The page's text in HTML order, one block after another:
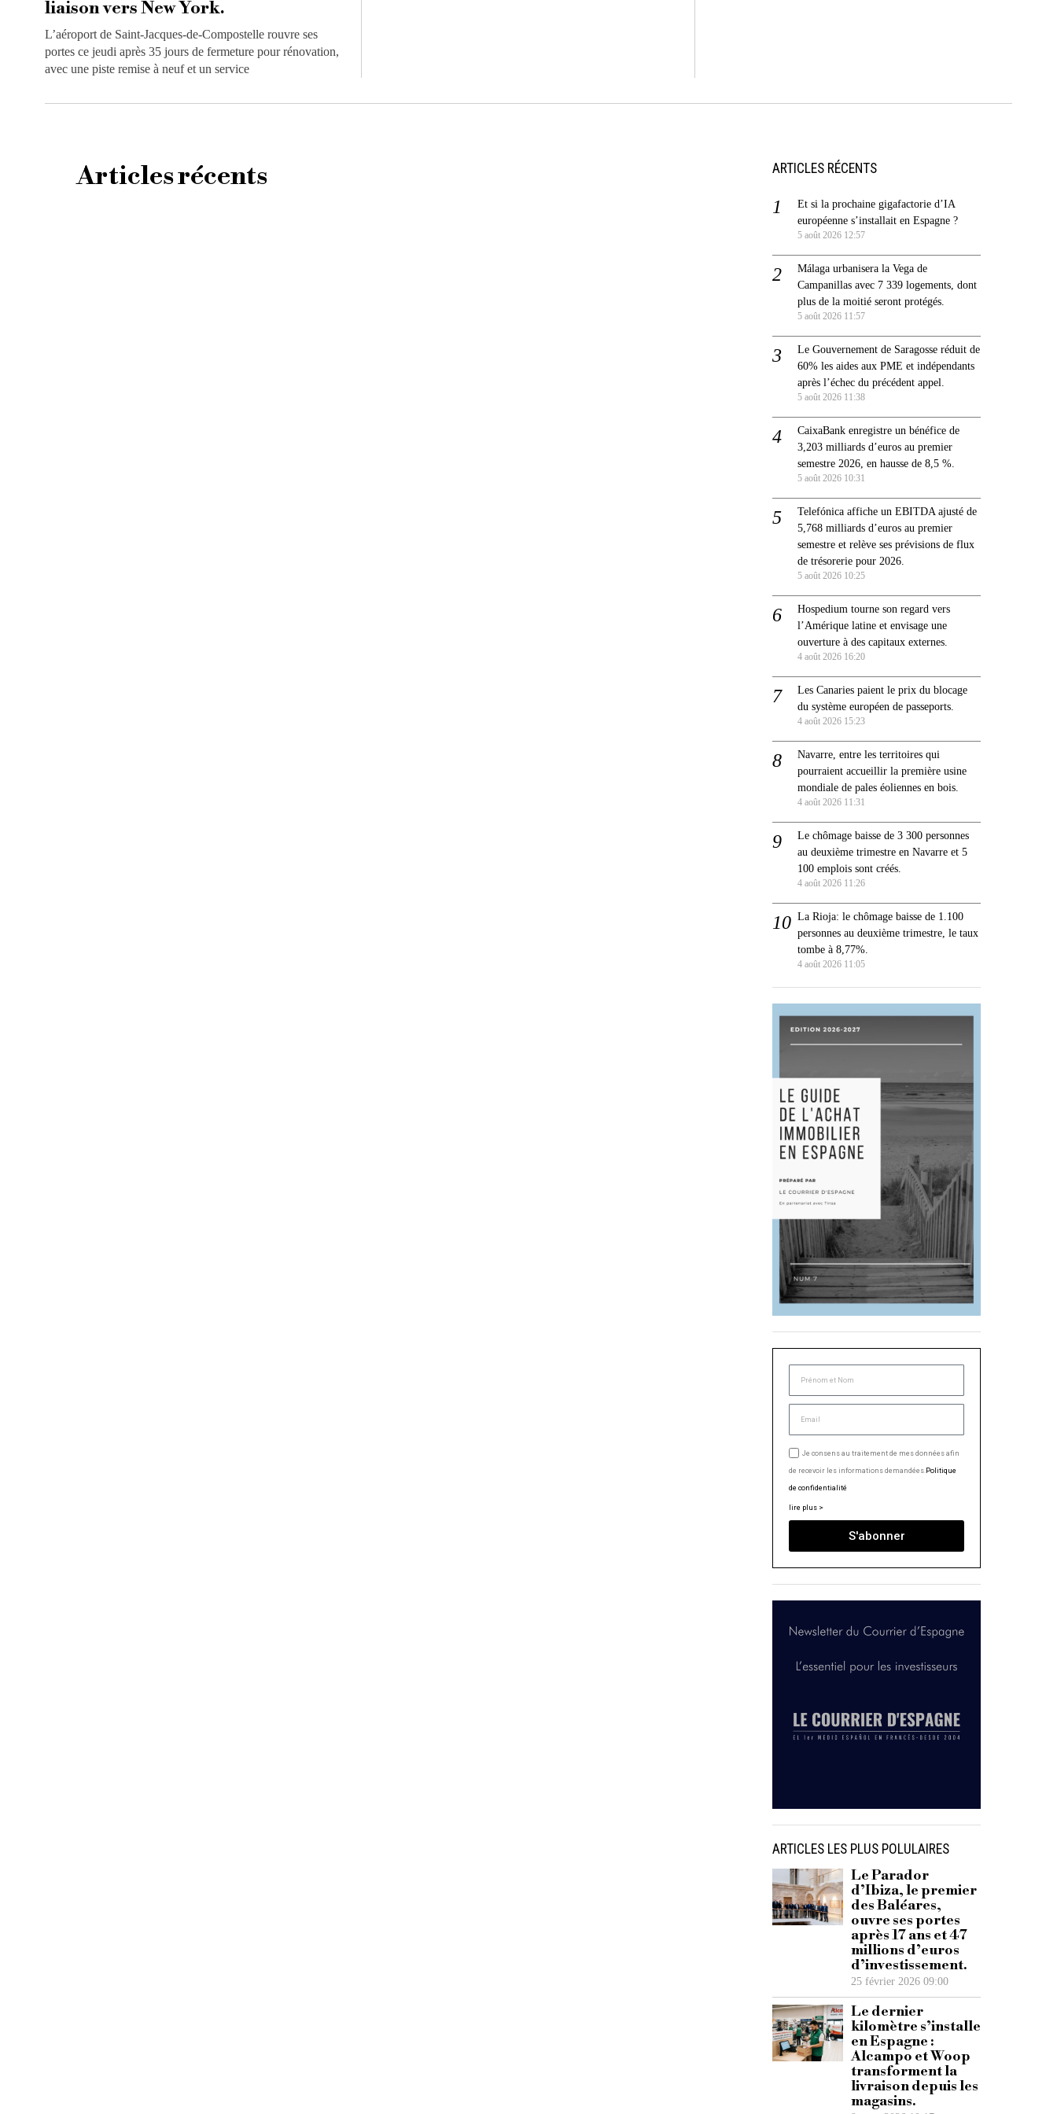
liaison vers New York.
L’aéroport de Saint-Jacques-de-Compostelle rouvre ses
portes ce jeudi après 35 jours de fermeture pour rénovation,
avec une piste remise à neuf et un service
Articles récents ARTICLES RÉCENTS
Et si la prochaine gigafactorie d’IA
européenne s’installait en Espagne ?
5 août 2026 12:57
Málaga urbanisera la Vega de
Campanillas avec 7 339 logements, dont
plus de la moitié seront protégés.
5 août 2026 11:57
Le Gouvernement de Saragosse réduit de
60% les aides aux PME et indépendants
après l’échec du précédent appel.
5 août 2026 11:38
CaixaBank enregistre un bénéfice de
3,203 milliards d’euros au premier
semestre 2026, en hausse de 8,5 %.
5 août 2026 10:31
Telefónica affiche un EBITDA ajusté de
5,768 milliards d’euros au premier
semestre et relève ses prévisions de flux
de trésorerie pour 2026.
5 août 2026 10:25
Hospedium tourne son regard vers
l’Amérique latine et envisage une
ouverture à des capitaux externes.
4 août 2026 16:20
Les Canaries paient le prix du blocage
du système européen de passeports.
4 août 2026 15:23
Navarre, entre les territoires qui
pourraient accueillir la première usine
mondiale de pales éoliennes en bois.
4 août 2026 11:31
Le chômage baisse de 3 300 personnes
au deuxième trimestre en Navarre et 5
100 emplois sont créés.
4 août 2026 11:26
La Rioja: le chômage baisse de 1.100
personnes au deuxième trimestre, le taux
tombe à 8,77%.
4 août 2026 11:05
Je consens au traitement de mes données afin
de recevoir les informations demandées.Politique
de confidentialité
lire plus >
S'abonner
ARTICLES LES PLUS POLULAIRES
Le Parador
d’Ibiza, le premier
des Baléares,
ouvre ses portes
après 17 ans et 47
millions d’euros
d’investissement.
25 février 2026 09:00
Le dernier
kilomètre s’installe
en Espagne :
Alcampo et Woop
transforment la
livraison depuis les
magasins.